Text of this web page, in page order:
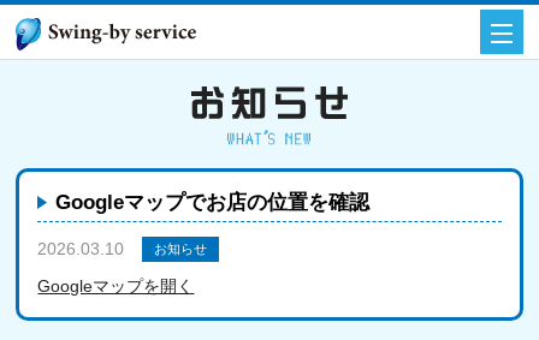
Googleマップでお店の位置を確認
2026.03.10 お知らせ
Googleマップを開く